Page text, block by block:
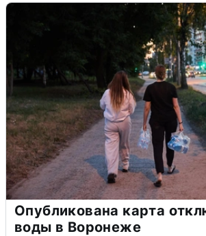
Опубликована карта
воды в Воронеже